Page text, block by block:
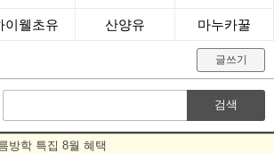
이웰초유 산양유 마누카꿀
글쓰기
검색
방학 특집 8월 혜택